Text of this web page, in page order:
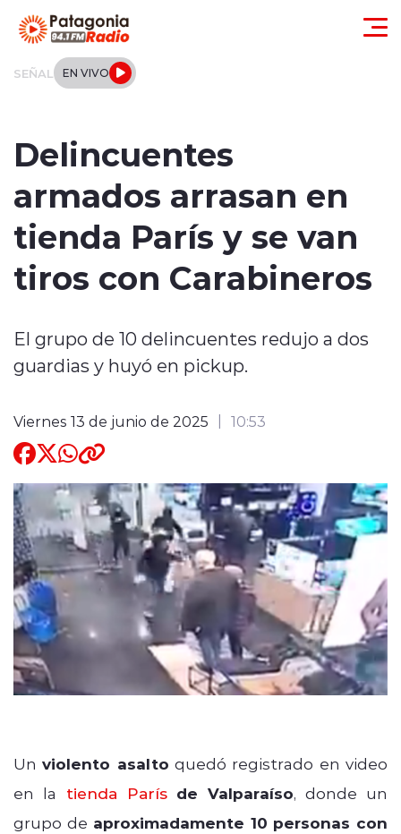
SEÑAL EN VIVO
Deportes
Quienes Somos
modo claro
Delincuentes
armados arrasan en
tienda París y se van
tiros con Carabineros
El grupo de 10 delincuentes redujo a dos
guardias y huyó en pickup.
Viernes 13 de junio de 2025 10:53
Unviolento asalto quedó registrado en video
en la tienda Parísde Valparaíso, donde un
grupo de aproximadamente 10 personas con